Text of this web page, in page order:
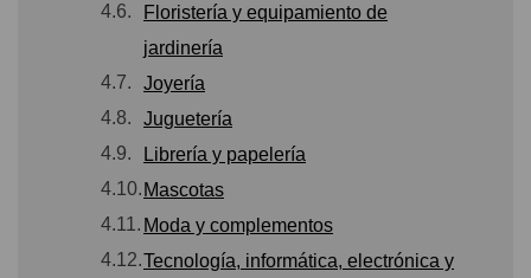
4.6.
Floristería y equipamiento de
jardinería
4.7.
Joyería
4.8.
Juguetería
4.9.
Librería y papelería
4.10. Mascotas
4.11. Moda y complementos
4.12.Tecnología, informática, electrónica y